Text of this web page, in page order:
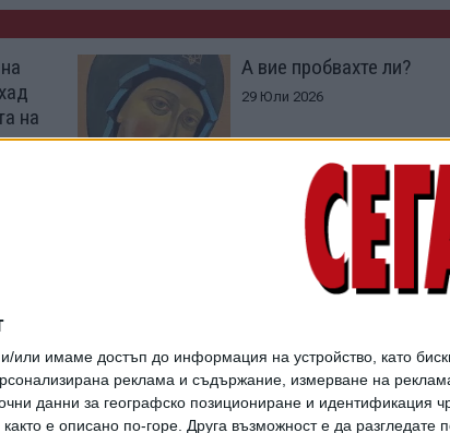
или имаме достъп до информация на устройство, като
реклама и съдържание, измерване на
данни за географско позициониране и идентификация
е описано по-горе. Друга възможност е да
на
А вие пробвахте ли?
29 Юли 2026
Бърз преглед на
близкото бъдеще